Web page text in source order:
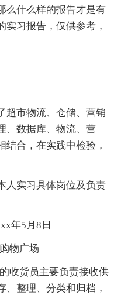
么什么样的报告才是有
习报告，仅供参考，
超市物流、仓储、营销
、数据库、物流、营
合，在实践中检验，
人实习具体岗位及负责
年5月8日
物广场
收货员主要负责接收供
、整理、分类和归档，